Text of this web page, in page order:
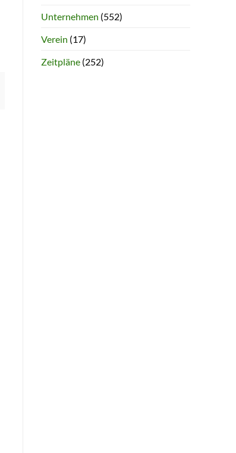
Unternehmen (552)
Verein (17)
Zeitpläne(252)